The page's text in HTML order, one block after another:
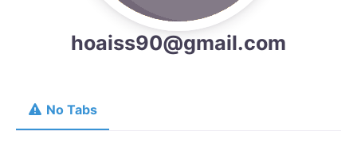
hoaiss90@gmail.com
No Tabs